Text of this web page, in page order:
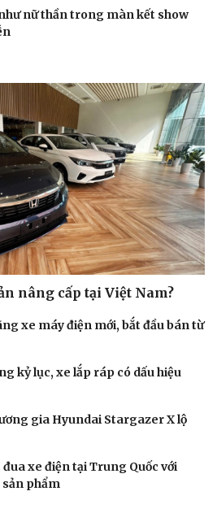
nữ thần trong màn kết show
nâng cấp tại Việt Nam?
xe máy điện mới, bắt đầu bán từ
kỷ lục, xe lắp ráp có dấu hiệu
gia Hyundai Stargazer X lộ
xe điện tại Trung Quốc với
phẩm